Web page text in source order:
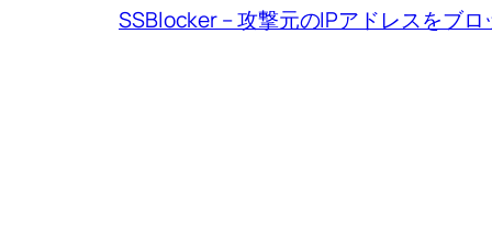
SSBlocker – 攻撃元のIPアドレスをブロ